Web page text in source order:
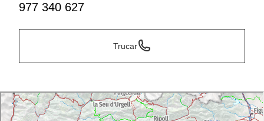
977 340 627
Trucar